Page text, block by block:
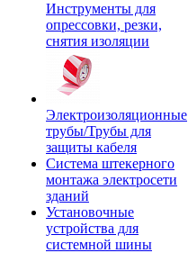
Инструменты для
опрессовки, резки,
снятия изоляции
Электроизоляционные
трубы/Трубы для
защиты кабеля
Система штекерного
монтажа электросети
зданий
Установочные
устройства для
системной шины